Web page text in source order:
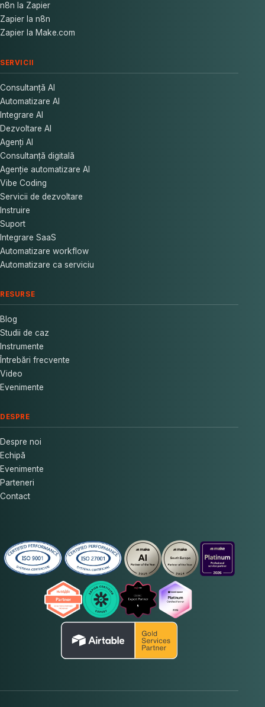
n8n la Zapier
Zapier la n8n
Zapier la Make.com
SERVICII
Consultanță AI
Automatizare AI
Integrare AI
Dezvoltare AI
Agenți AI
Consultanță digitală
Agenție automatizare AI
Vibe Coding
Servicii de dezvoltare
Instruire
Suport
Integrare SaaS
Automatizare workflow
Automatizare ca serviciu
RESURSE
Blog
Studii de caz
Instrumente
Întrebări frecvente
Video
Evenimente
DESPRE
Despre noi
Echipă
Evenimente
Parteneri
Contact